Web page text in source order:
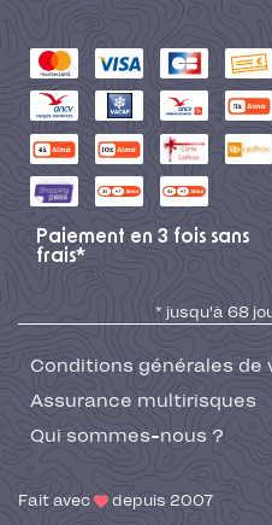
Paiement en 3 fois sans
frais*
* jusqu'à 68
Conditions générales de
Assurance multirisques
Qui sommes-nous ?
Fait avec depuis 2007